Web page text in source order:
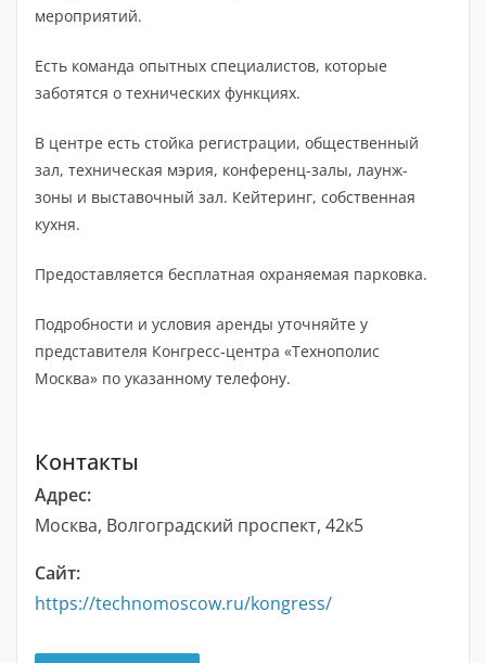
мероприятий.
Есть команда опытных специалистов, которые
заботятся о технических функциях.
В центре есть стойка регистрации, общественный
зал, техническая мэрия, конференц-залы, лаунж-
зоны и выставочный зал. Кейтеринг, собственная
кухня.
Предоставляется бесплатная охраняемая парковка.
Подробности и условия аренды уточняйте у
представителя Конгресс-центра «Технополис
Москва» по указанному телефону.
Контакты
Адрес:
Москва, Волгоградский проспект, 42к5
Сайт:
https://technomoscow.ru/kongress/